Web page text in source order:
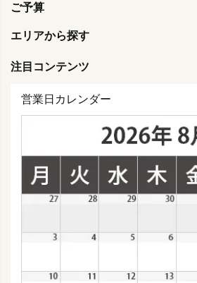
ご予算
エリアから探す
注目コンテンツ
営業日カレンダー